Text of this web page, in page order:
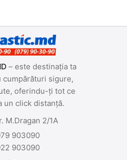
– este destinația ta
cumpărături sigure,
oferindu-ți tot ce
un click distanță.
M.Dragan 2/1A
903090
903090